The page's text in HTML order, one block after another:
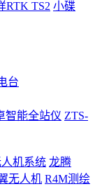
RTK TS2 小碟
台
智能全站仪 ZTS-
机系统 龙腾
无人机 R4M测绘